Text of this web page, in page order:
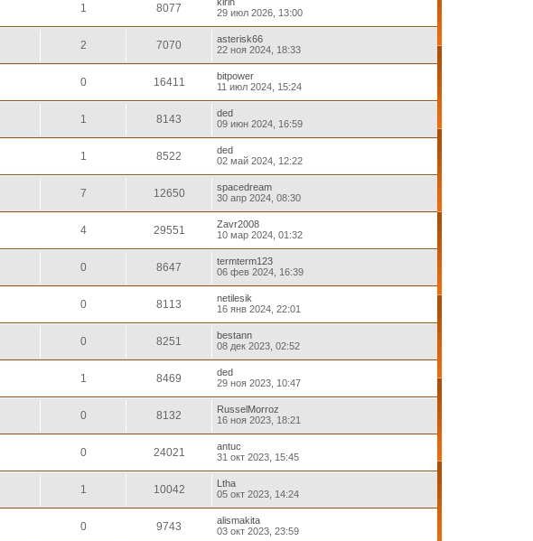
1 8077
kirin
29 июл 2026, 13:00
2 7070
asterisk66
22 ноя 2024, 18:33
0 16411
bitpower
11 июл 2024, 15:24
1 8143
ded
09 июн 2024, 16:59
1 8522
ded
02 май 2024, 12:22
7 12650
spacedream
30 апр 2024, 08:30
4 29551
Zavr2008
10 мар 2024, 01:32
0 8647
termterm123
06 фев 2024, 16:39
0 8113
netilesik
16 янв 2024, 22:01
0 8251
bestann
08 дек 2023, 02:52
1 8469
ded
29 ноя 2023, 10:47
0 8132
RusselMorroz
16 ноя 2023, 18:21
0 24021
antuc
31 окт 2023, 15:45
1 10042
Ltha
05 окт 2023, 14:24
0 9743
alismakita
03 окт 2023, 23:59